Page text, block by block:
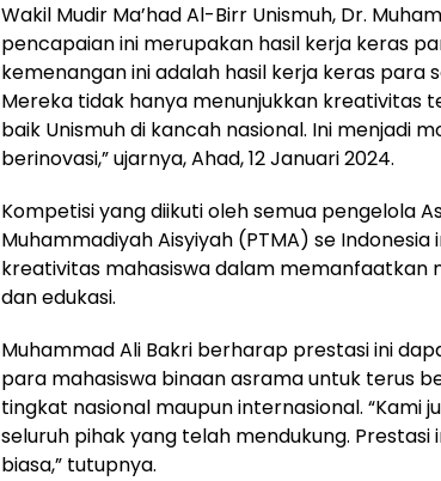
Wakil Mudir Ma’had Al-Birr Unismuh, Dr.
pencapaian ini merupakan hasil kerja keras
kemenangan ini adalah hasil kerja keras para
Mereka tidak hanya menunjukkan kreativitas
baik Unismuh di kancah nasional. Ini menjadi
berinovasi,” ujarnya, Ahad, 12 Januari 2024.
Kompetisi yang diikuti oleh semua pengelola
Muhammadiyah Aisyiyah (PTMA) se
kreativitas mahasiswa dalam memanfaatkan
dan edukasi.
Muhammad Ali Bakri berharap prestasi ini
para mahasiswa binaan asrama untuk terus
tingkat nasional maupun internasional. “Kami
seluruh pihak yang telah mendukung.
biasa,” tutupnya.